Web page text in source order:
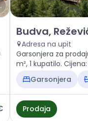
Prodaja - Stan
Budva,
Adresa na upit
Garsonjera za
m², 1 kupatilo.
Garsonjera
Prodaja